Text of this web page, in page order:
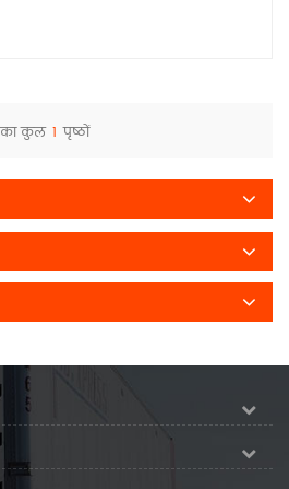
का कुल 1 पृष्ठों